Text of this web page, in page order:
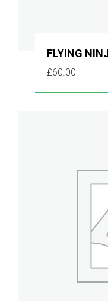
FLYING
£60.00